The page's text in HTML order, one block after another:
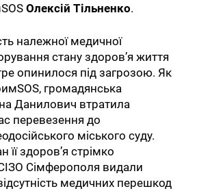
Олексій Тільненко.
належної медичної
стану здоров’я життя
опинилося під загрозою. Як
громадянська
Данилович втратила
перевезення до
міського суду.
її здоров’я стрімко
Сімферополя видали
медичних перешкод